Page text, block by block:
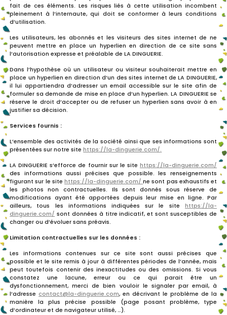
fait de ces éléments. Les risques liés à cette utilisation incombent
pleinement à l’internaute, qui doit se conformer à leurs conditions
d’utilisation.
Les utilisateurs, les abonnés et les visiteurs des sites internet de ne
peuvent mettre en place un hyperlien en direction de ce site sans
l’autorisation expresse et préalable de LA DINGUERIE.
Dans l’hypothèse où un utilisateur ou visiteur souhaiterait mettre en
place un hyperlien en direction d’un des sites internet de LA DINGUERIE,
il lui appartiendra d’adresser un email accessible sur le site afin de
formuler sa demande de mise en place d’un hyperlien. LA DINGUERIE se
réserve le droit d’accepter ou de refuser un hyperlien sans avoir à en
justifier sa décision.
Services fournis :
L’ensemble des activités de la société ainsi que ses informations sont
présentées sur notre sitehttps://la-dinguerie.com/.
LA DINGUERIE s’efforce de fournir sur le site https://la-dinguerie.com/
des informations aussi précises que possible. les renseignements
figurant sur le site https://la-dinguerie.com/ne sont pas exhaustifs et
les photos non contractuelles. Ils sont donnés sous réserve de
modifications ayant été apportées depuis leur mise en ligne. Par
ailleurs, tous les informations indiquées sur le site https://la-
dinguerie.com/ sont données à titre indicatif, et sont susceptibles de
changer ou d’évoluer sans préavis.
Limitation contractuelles sur les données :
Les informations contenues sur ce site sont aussi précises que
possible et le site remis à jour à différentes périodes de l’année, mais
peut toutefois contenir des inexactitudes ou des omissions. Si vous
constatez une lacune, erreur ou ce qui parait être un
dysfonctionnement, merci de bien vouloir le signaler par email, à
l’adresse contact@la-dinguerie.com, en décrivant le problème de la
manière la plus précise possible (page posant problème, type
d’ordinateur et de navigateur utilisé, …).